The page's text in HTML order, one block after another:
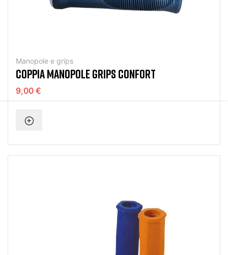
Manopole e grips
COPPIA MANOPOLE GRIPS CONFORT
9,00 €